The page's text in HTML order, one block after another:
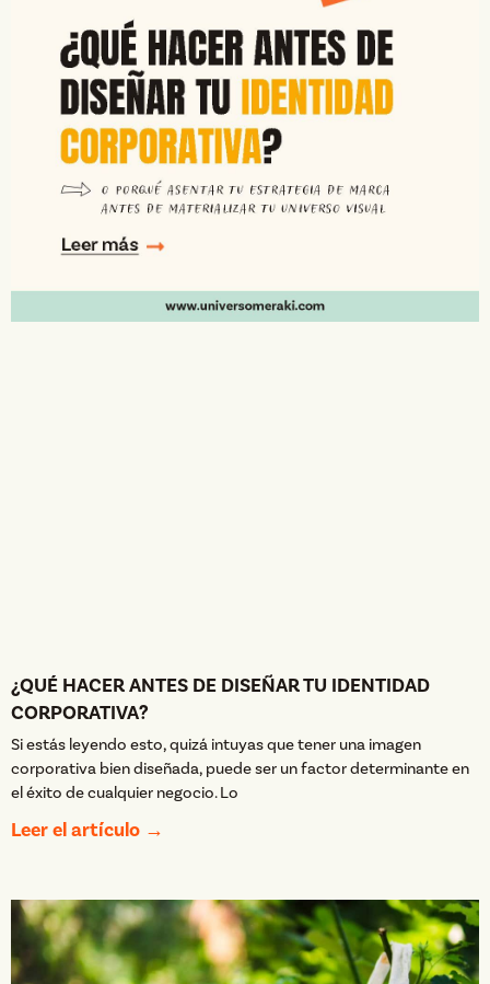
¿QUÉ HACER ANTES DE DISEÑAR TU IDENTIDAD
CORPORATIVA?
Si estás leyendo esto, quizá intuyas que tener una imagen
corporativa bien diseñada, puede ser un factor determinante en
el éxito de cualquier negocio. Lo
Leer el artículo →